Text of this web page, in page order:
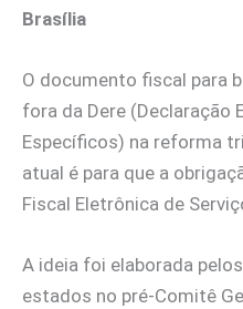
Brasília
O documento fiscal para
fora da Dere (Declaração
Específicos) na reforma
atual é para que a
Fiscal Eletrônica de
A ideia foi elaborada
estados no pré-Comitê